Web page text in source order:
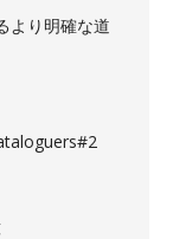
より明確な道